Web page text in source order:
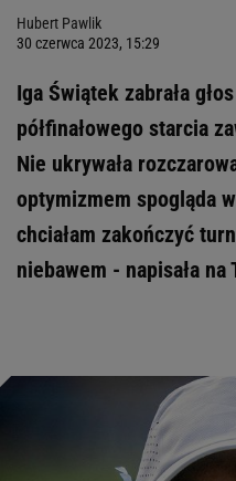
Hubert Pawlik
30 czerwca 2023, 15:29
Iga Świątek zabrała
półfinałowego starcia
Nie ukrywała
optymizmem spogląda
chciałam zakończyć
niebawem - napisała